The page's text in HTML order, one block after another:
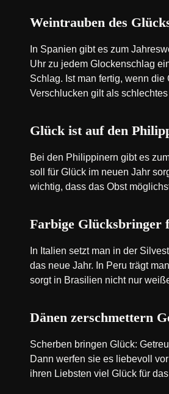
Weintrauben des
In Spanien gibt es zum
Uhr zu jedem Glockenschlag
Schlag. Ist man fertig, wenn
Verschlucken gilt als
Glück ist auf den
Bei den Philippinern gibt es
soll für Glück im neuen Jahr
wichtig, dass das Obst
Farbige Glücksbringer
In Italien setzt man in der
das neue Jahr. In Peru trägt
sorgt in Brasilien nicht nur
Dänen zerschmettern
Scherben bringen Glück:
Dann werfen sie es liebevoll
ihren Liebsten viel Glück für